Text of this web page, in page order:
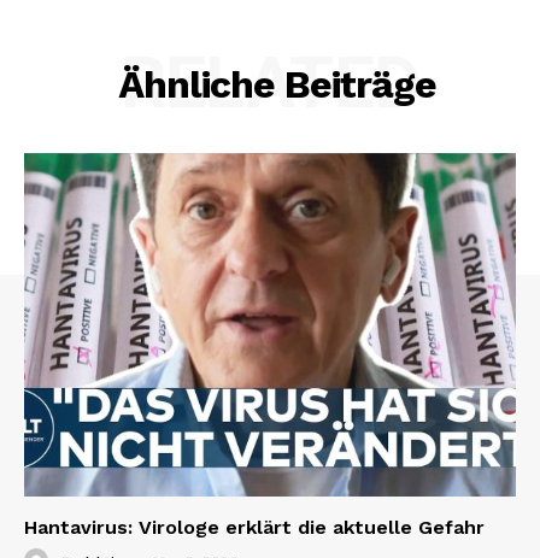
Ähnliche Beiträge
RELATED
Hantavirus: Virologe erklärt die aktuelle Gefahr